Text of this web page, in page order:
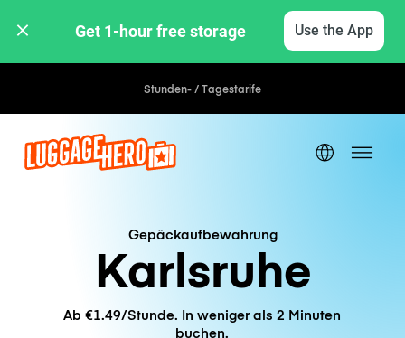
Get 1-hour free storage Use the App
Stunden- / Tagestarife
Gepäckaufbewahrung
Karlsruhe
Ab €1.49/Stunde. In weniger als 2 Minuten
buchen.